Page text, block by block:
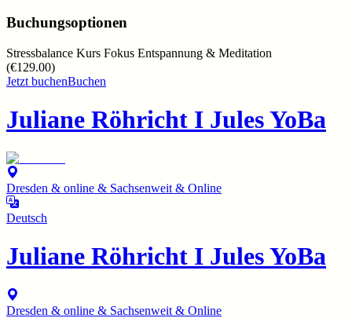
Buchungsoptionen
Stressbalance Kurs Fokus Entspannung & Meditation
(€129.00)
Jetzt buchenBuchen
Juliane Röhricht I Jules YoBa
Dresden & online & Sachsenweit & Online
Deutsch
Juliane Röhricht I Jules YoBa
Dresden & online & Sachsenweit & Online